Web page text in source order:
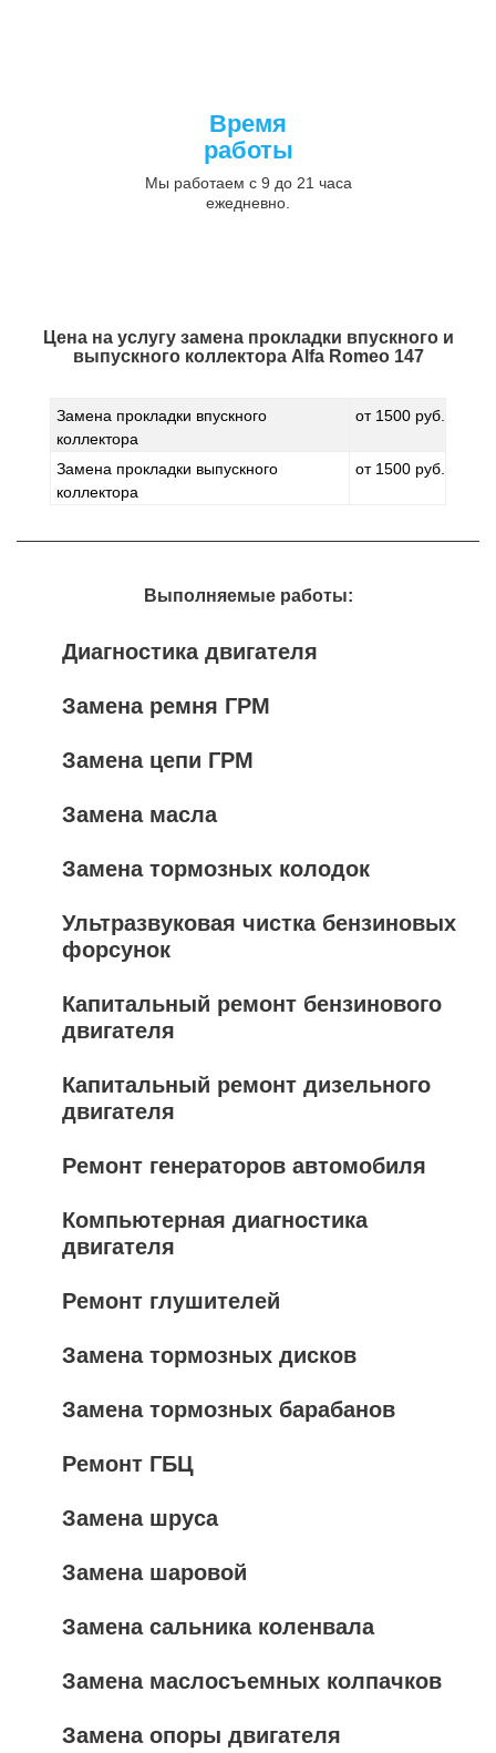
Время
работы
Мы работаем с 9 до 21 часа
ежедневно.
Цена на услугу замена прокладки впускного и
выпускного коллектора Alfa Romeo 147
Замена прокладки впускного
коллектора
от 1500 руб.
Замена прокладки выпускного
коллектора
от 1500 руб.
Выполняемые работы:
Диагностика двигателя
Замена ремня ГРМ
Замена цепи ГРМ
Замена масла
Замена тормозных колодок
Ультразвуковая чистка бензиновых
форсунок
Капитальный ремонт бензинового
двигателя
Капитальный ремонт дизельного
двигателя
Ремонт генераторов автомобиля
Компьютерная диагностика
двигателя
Ремонт глушителей
Замена тормозных дисков
Замена тормозных барабанов
Ремонт ГБЦ
Замена шруса
Замена шаровой
Замена сальника коленвала
Замена маслосъемных колпачков
Замена опоры двигателя